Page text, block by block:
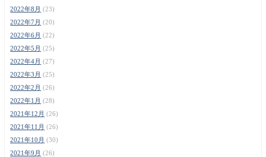
2022年8月 (23)
2022年7月 (20)
2022年6月 (22)
2022年5月 (25)
2022年4月 (27)
2022年3月 (25)
2022年2月 (26)
2022年1月 (28)
2021年12月 (26)
2021年11月 (26)
2021年10月 (30)
2021年9月 (26)